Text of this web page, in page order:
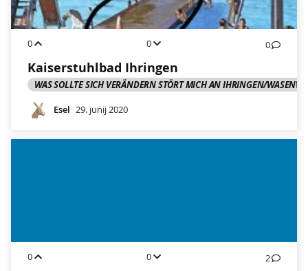
0 0 0
Kaiserstuhlbad Ihringen
WAS SOLLTE SICH VERÄNDERN STÖRT MICH AN IHRINGEN/
Esel 29. junij 2020
0 0 2